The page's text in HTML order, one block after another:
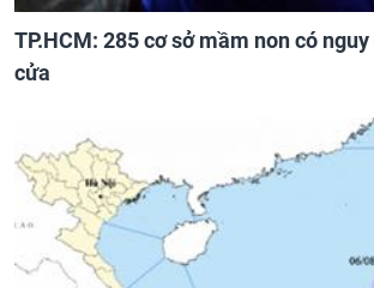
TP.HCM: 285 cơ sở mầm non có
cửa